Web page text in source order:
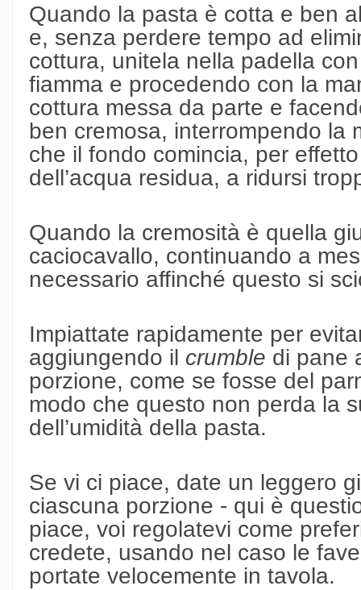
Quando la pasta è cotta e ben
e, senza perdere tempo ad
cottura, unitela nella padella
fiamma e procedendo con la
cottura messa da parte e
ben cremosa, interrompendo la
che il fondo comincia, per
dell’acqua residua, a ridursi
Quando la cremosità è quella
caciocavallo, continuando a
necessario affinché questo si
Impiattate rapidamente per
aggiungendo il crumble di pane
porzione, come se fosse del
modo che questo non perda la
dell’umidità della pasta.
Se vi ci piace, date un leggero
ciascuna porzione - qui è
piace, voi regolatevi come
credete, usando nel caso le
portate velocemente in tavola.